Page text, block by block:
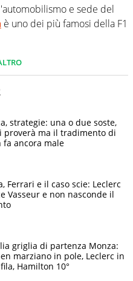
e sede del
è uno dei più famosi della F1
strategie: una o due soste,
proverà ma il tradimento di
fa ancora male
Ferrari e il caso scie: Leclerc
Vasseur e non nasconde il
griglia di partenza Monza:
marziano in pole, Leclerc in
Hamilton 10°